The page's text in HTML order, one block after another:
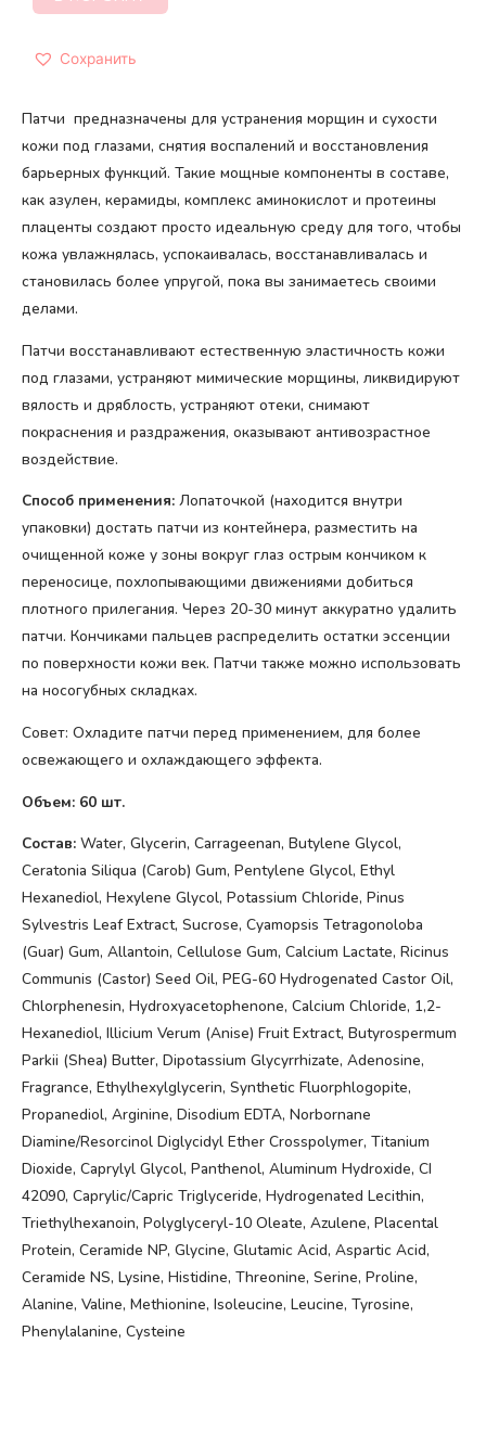
Сохранить
Патчи предназначены для устранения морщин и сухости
кожи под глазами, снятия воспалений и восстановления
барьерных функций. Такие мощные компоненты в составе,
как азулен, керамиды, комплекс аминокислот и протеины
плаценты создают просто идеальную среду для того, чтобы
кожа увлажнялась, успокаивалась, восстанавливалась и
становилась более упругой, пока вы занимаетесь своими
делами.
Патчи восстанавливают естественную эластичность кожи
под глазами, устраняют мимические морщины, ликвидируют
вялость и дряблость, устраняют отеки, снимают
покраснения и раздражения, оказывают антивозрастное
воздействие.
Способ применения: Лопаточкой (находится внутри
упаковки) достать патчи из контейнера, разместить на
очищенной коже у зоны вокруг глаз острым кончиком к
переносице, похлопывающими движениями добиться
плотного прилегания. Через 20-30 минут аккуратно удалить
патчи. Кончиками пальцев распределить остатки эссенции
по поверхности кожи век. Патчи также можно использовать
на носогубных складках.
Совет: Охладите патчи перед применением, для более
освежающего и охлаждающего эффекта.
Объем: 60 шт.
Состав: Water, Glycerin, Carrageenan, Butylene Glycol,
Ceratonia Siliqua (Carob) Gum, Pentylene Glycol, Ethyl
Hexanediol, Hexylene Glycol, Potassium Chloride, Pinus
Sylvestris Leaf Extract, Sucrose, Cyamopsis Tetragonoloba
(Guar) Gum, Allantoin, Cellulose Gum, Calcium Lactate, Ricinus
Communis (Castor) Seed Oil, PEG-60 Hydrogenated Castor Oil,
Chlorphenesin, Hydroxyacetophenone, Calcium Chloride, 1,2-
Hexanediol, Illicium Verum (Anise) Fruit Extract, Butyrospermum
Parkii (Shea) Butter, Dipotassium Glycyrrhizate, Adenosine,
Fragrance, Ethylhexylglycerin, Synthetic Fluorphlogopite,
Propanediol, Arginine, Disodium EDTA, Norbornane
Diamine/Resorcinol Diglycidyl Ether Crosspolymer, Titanium
Dioxide, Caprylyl Glycol, Panthenol, Aluminum Hydroxide, CI
42090, Caprylic/Capric Triglyceride, Hydrogenated Lecithin,
Triethylhexanoin, Polyglyceryl-10 Oleate, Azulene, Placental
Protein, Ceramide NP, Glycine, Glutamic Acid, Aspartic Acid,
Ceramide NS, Lysine, Histidine, Threonine, Serine, Proline,
Alanine, Valine, Methionine, Isoleucine, Leucine, Tyrosine,
Phenylalanine, Cysteine